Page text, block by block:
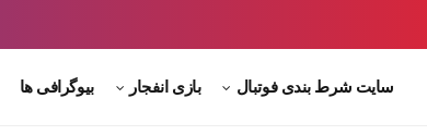
سایت شرط بندی فوتبال بازی انفجار بیوگرافی ها